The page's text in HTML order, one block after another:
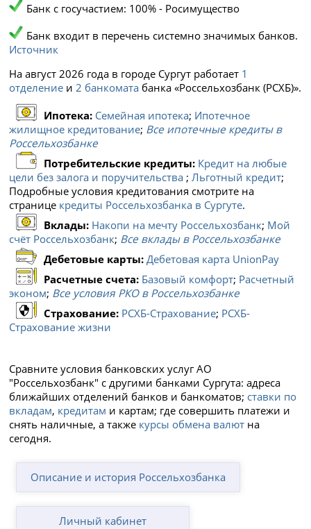
Банк с госучастием: 100% - Росимущество
Банк входит в перечень системно значимых банков.
Источник
На август 2026 года в городе Сургут работает 1
отделение и2 банкомата банка «Россельхозбанк (РСХБ)».
Ипотека: Семейная ипотека; Ипотечное
жилищное кредитование; Все ипотечные кредиты в
Россельхозбанке
Потребительские кредиты: Кредит на любые
цели без залога и поручительства ;Льготный кредит;
Подробные условия кредитования смотрите на
странице кредиты Россельхозбанка в Сургуте.
Вклады: Накопи на мечту Россельхозбанк; Мой
счёт Россельхозбанк; Все вклады в Россельхозбанке
Дебетовые карты:Дебетовая карта UnionPay
Расчетные счета: Базовый комфорт; Расчетный
эконом; Все условия РКО в Россельхозбанке
Страхование: РСХБ-Страхование; РСХБ-
Страхование жизни
Сравните условия банковских услуг АО
"Россельхозбанк" с другими банками Сургута: адреса
ближайших отделений банков и банкоматов; ставки по
вкладам, кредитам и картам; где совершить платежи и
снять наличные, а также курсы обмена валют на
сегодня.
Описание и история Россельхозбанка
Личный кабинет